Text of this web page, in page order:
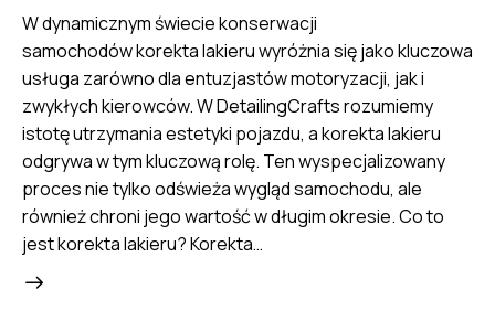
W dynamicznym świecie konserwacji
samochodów korekta lakieru wyróżnia się jako kluczowa
usługa zarówno dla entuzjastów motoryzacji, jak i
zwykłych kierowców. W DetailingCrafts rozumiemy
istotę utrzymania estetyki pojazdu, a korekta lakieru
odgrywa w tym kluczową rolę. Ten wyspecjalizowany
proces nie tylko odświeża wygląd samochodu, ale
również chroni jego wartość w długim okresie. Co to
jest korekta lakieru? Korekta…